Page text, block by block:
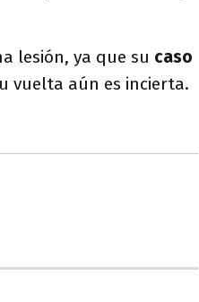
lesión, ya que su caso
vuelta aún es incierta.